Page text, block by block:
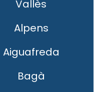
Vallès
Alpens
Aiguafreda
Bagà